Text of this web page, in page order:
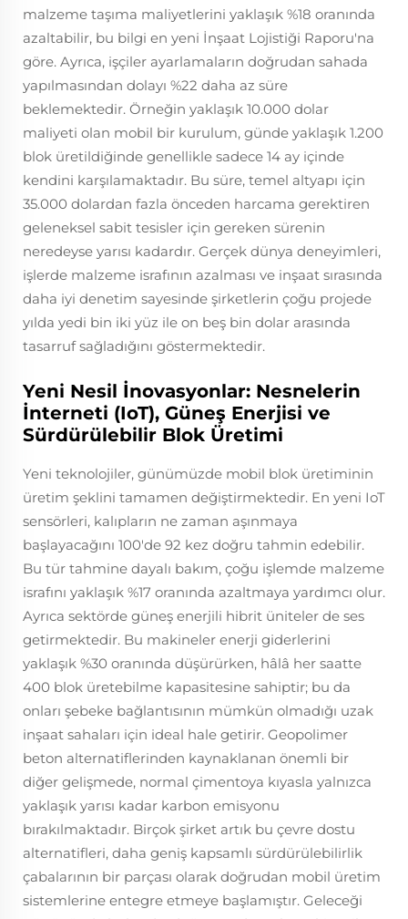
malzeme taşıma maliyetlerini yaklaşık %18 oranında
azaltabilir, bu bilgi en yeni İnşaat Lojistiği Raporu'na
göre. Ayrıca, işçiler ayarlamaların doğrudan sahada
yapılmasından dolayı %22 daha az süre
beklemektedir. Örneğin yaklaşık 10.000 dolar
maliyeti olan mobil bir kurulum, günde yaklaşık 1.200
blok üretildiğinde genellikle sadece 14 ay içinde
kendini karşılamaktadır. Bu süre, temel altyapı için
35.000 dolardan fazla önceden harcama gerektiren
geleneksel sabit tesisler için gereken sürenin
neredeyse yarısı kadardır. Gerçek dünya deneyimleri,
işlerde malzeme israfının azalması ve inşaat sırasında
daha iyi denetim sayesinde şirketlerin çoğu projede
yılda yedi bin iki yüz ile on beş bin dolar arasında
tasarruf sağladığını göstermektedir.
Yeni Nesil İnovasyonlar: Nesnelerin
İnterneti (IoT), Güneş Enerjisi ve
Sürdürülebilir Blok Üretimi
Yeni teknolojiler, günümüzde mobil blok üretiminin
üretim şeklini tamamen değiştirmektedir. En yeni IoT
sensörleri, kalıpların ne zaman aşınmaya
başlayacağını 100'de 92 kez doğru tahmin edebilir.
Bu tür tahmine dayalı bakım, çoğu işlemde malzeme
israfını yaklaşık %17 oranında azaltmaya yardımcı olur.
Ayrıca sektörde güneş enerjili hibrit üniteler de ses
getirmektedir. Bu makineler enerji giderlerini
yaklaşık %30 oranında düşürürken, hâlâ her saatte
400 blok üretebilme kapasitesine sahiptir; bu da
onları şebeke bağlantısının mümkün olmadığı uzak
inşaat sahaları için ideal hale getirir. Geopolimer
beton alternatiflerinden kaynaklanan önemli bir
diğer gelişmede, normal çimentoya kıyasla yalnızca
yaklaşık yarısı kadar karbon emisyonu
bırakılmaktadır. Birçok şirket artık bu çevre dostu
alternatifleri, daha geniş kapsamlı sürdürülebilirlik
çabalarının bir parçası olarak doğrudan mobil üretim
sistemlerine entegre etmeye başlamıştır. Geleceği